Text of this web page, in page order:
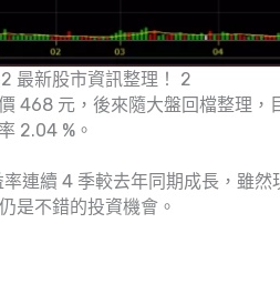
最新股市資訊整理！ 2
468 元，後來隨大盤回檔整理
2.04 %。
率連續 4 季較去年同期成長，雖
是不錯的投資機會。